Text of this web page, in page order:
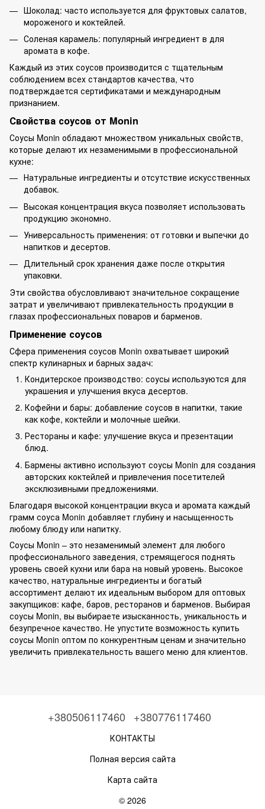
Шоколад: часто используется для фруктовых салатов,
мороженого и коктейлей.
Соленая карамель: популярный ингредиент в для
аромата в кофе.
Каждый из этих соусов производится с тщательным
соблюдением всех стандартов качества, что
подтверждается сертификатами и международным
признанием.
Свойства соусов от Monin
Соусы Monin обладают множеством уникальных свойств,
которые делают их незаменимыми в профессиональной
кухне:
Натуральные ингредиенты и отсутствие искусственных
добавок.
Высокая концентрация вкуса позволяет использовать
продукцию экономно.
Универсальность применения: от готовки и выпечки до
напитков и десертов.
Длительный срок хранения даже после открытия
упаковки.
Эти свойства обусловливают значительное сокращение
затрат и увеличивают привлекательность продукции в
глазах профессиональных поваров и барменов.
Применение соусов
Сфера применения соусов Monin охватывает широкий
спектр кулинарных и барных задач:
Кондитерское производство: соусы используются для
украшения и улучшения вкуса десертов.
Кофейни и бары: добавление соусов в напитки, такие
как кофе, коктейли и молочные шейки.
Рестораны и кафе: улучшение вкуса и презентации
блюд.
Бармены активно используют соусы Monin для создания
авторских коктейлей и привлечения посетителей
эксклюзивными предложениями.
Благодаря высокой концентрации вкуса и аромата каждый
грамм соуса Monin добавляет глубину и насыщенность
любому блюду или напитку.
Соусы Monin – это незаменимый элемент для любого
профессионального заведения, стремящегося поднять
уровень своей кухни или бара на новый уровень. Высокое
качество, натуральные ингредиенты и богатый
ассортимент делают их идеальным выбором для оптовых
закупщиков: кафе, баров, ресторанов и барменов. Выбирая
соусы Monin, вы выбираете изысканность, уникальность и
безупречное качество. Не упустите возможность купить
соусы Monin оптом по конкурентным ценам и значительно
увеличить привлекательность вашего меню для клиентов.
+380506117460 +380776117460
КОНТАКТЫ
Полная версия сайта
Карта сайта
© 2026